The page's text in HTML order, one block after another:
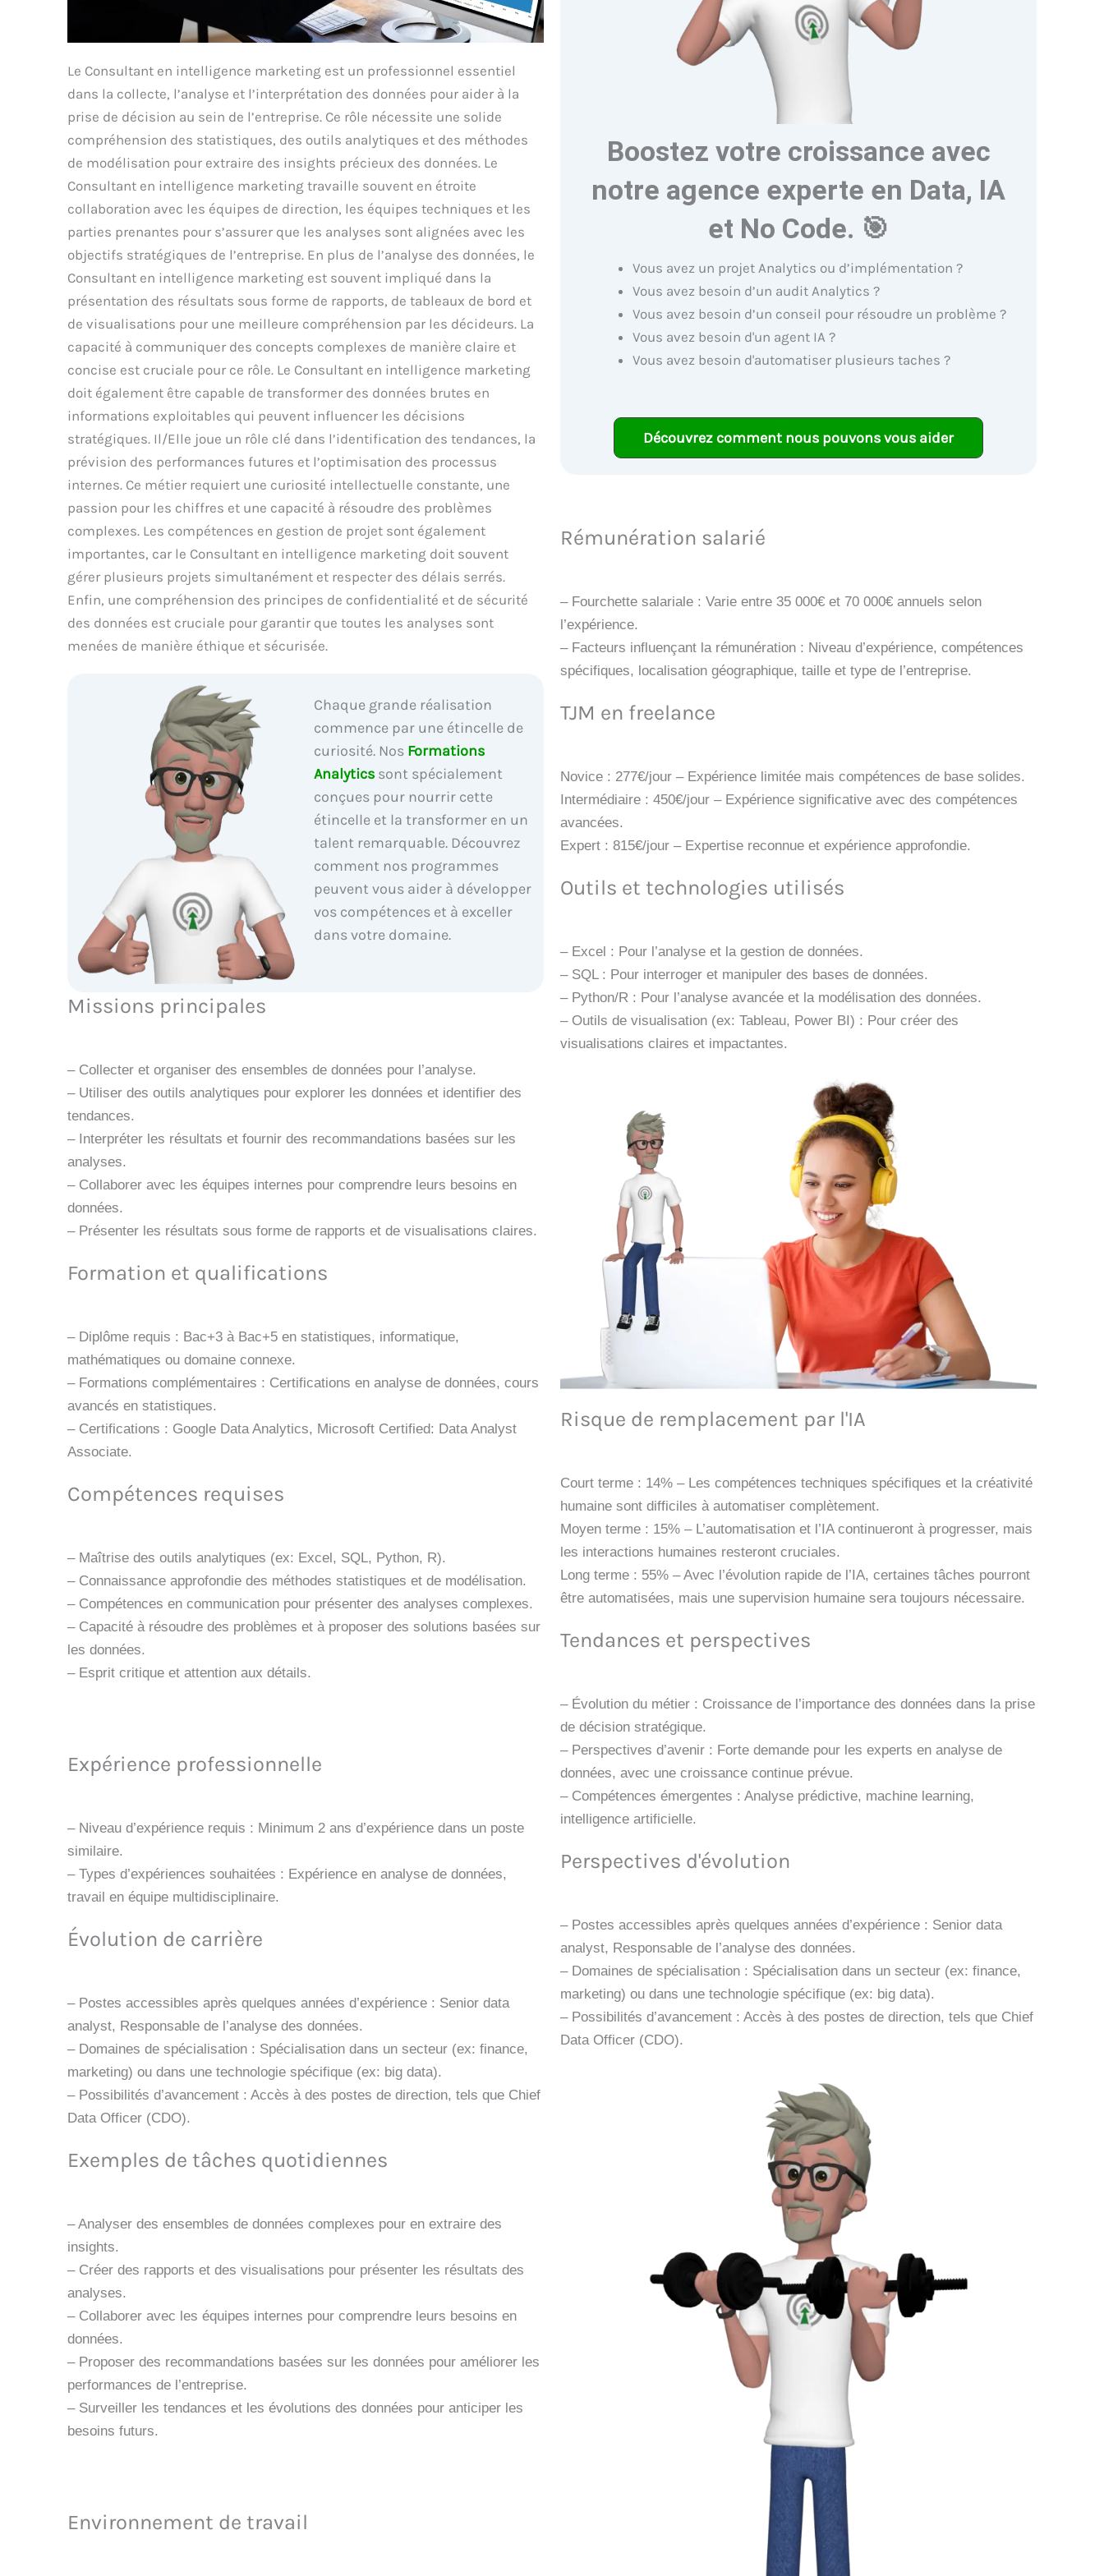
Le Consultant en intelligence marketing est un professionnel essentiel
dans la collecte, l’analyse et l’interprétation des données pour aider à la
prise de décision au sein de l’entreprise. Ce rôle nécessite une solide
compréhension des statistiques, des outils analytiques et des méthodes
de modélisation pour extraire des insights précieux des données. Le
Consultant en intelligence marketing travaille souvent en étroite
collaboration avec les équipes de direction, les équipes techniques et les
parties prenantes pour s’assurer que les analyses sont alignées avec les
objectifs stratégiques de l’entreprise. En plus de l’analyse des données, le
Consultant en intelligence marketing est souvent impliqué dans la
présentation des résultats sous forme de rapports, de tableaux de bord et
de visualisations pour une meilleure compréhension par les décideurs. La
capacité à communiquer des concepts complexes de manière claire et
concise est cruciale pour ce rôle. Le Consultant en intelligence marketing
doit également être capable de transformer des données brutes en
informations exploitables qui peuvent influencer les décisions
stratégiques. Il/Elle joue un rôle clé dans l’identification des tendances, la
prévision des performances futures et l’optimisation des processus
internes. Ce métier requiert une curiosité intellectuelle constante, une
passion pour les chiffres et une capacité à résoudre des problèmes
complexes. Les compétences en gestion de projet sont également
importantes, car le Consultant en intelligence marketing doit souvent
gérer plusieurs projets simultanément et respecter des délais serrés.
Enfin, une compréhension des principes de confidentialité et de sécurité
des données est cruciale pour garantir que toutes les analyses sont
menées de manière éthique et sécurisée.
Chaque grande réalisation
commence par une étincelle de
curiosité. Nos Formations
Analytics sont spécialement
conçues pour nourrir cette
étincelle et la transformer en un
talent remarquable. Découvrez
comment nos programmes
peuvent vous aider à développer
vos compétences et à exceller
dans votre domaine.
Missions principales
– Collecter et organiser des ensembles de données pour l’analyse.
– Utiliser des outils analytiques pour explorer les données et identifier des
tendances.
– Interpréter les résultats et fournir des recommandations basées sur les
analyses.
– Collaborer avec les équipes internes pour comprendre leurs besoins en
données.
– Présenter les résultats sous forme de rapports et de visualisations claires.
Formation et qualifications
– Diplôme requis : Bac+3 à Bac+5 en statistiques, informatique,
mathématiques ou domaine connexe.
– Formations complémentaires : Certifications en analyse de données, cours
avancés en statistiques.
– Certifications : Google Data Analytics, Microsoft Certified: Data Analyst
Associate.
Compétences requises
– Maîtrise des outils analytiques (ex: Excel, SQL, Python, R).
– Connaissance approfondie des méthodes statistiques et de modélisation.
– Compétences en communication pour présenter des analyses complexes.
– Capacité à résoudre des problèmes et à proposer des solutions basées sur
les données.
– Esprit critique et attention aux détails.
Expérience professionnelle
– Niveau d’expérience requis : Minimum 2 ans d’expérience dans un poste
similaire.
– Types d’expériences souhaitées : Expérience en analyse de données,
travail en équipe multidisciplinaire.
Évolution de carrière
– Postes accessibles après quelques années d’expérience : Senior data
analyst, Responsable de l’analyse des données.
– Domaines de spécialisation : Spécialisation dans un secteur (ex: finance,
marketing) ou dans une technologie spécifique (ex: big data).
– Possibilités d’avancement : Accès à des postes de direction, tels que Chief
Data Officer (CDO).
Exemples de tâches quotidiennes
– Analyser des ensembles de données complexes pour en extraire des
insights.
– Créer des rapports et des visualisations pour présenter les résultats des
analyses.
– Collaborer avec les équipes internes pour comprendre leurs besoins en
données.
– Proposer des recommandations basées sur les données pour améliorer les
performances de l’entreprise.
– Surveiller les tendances et les évolutions des données pour anticiper les
besoins futurs.
Environnement de travail
Boostez votre croissance avec
notre agence experte en Data, IA
et No Code. 🎯
Vous avez un projet Analytics ou d’implémentation ?
Vous avez besoin d’un audit Analytics ?
Vous avez besoin d’un conseil pour résoudre un problème ?
Vous avez besoin d'un agent IA ?
Vous avez besoin d'automatiser plusieurs taches ?
Découvrez comment nous pouvons vous aider
Rémunération salarié
– Fourchette salariale : Varie entre 35 000€ et 70 000€ annuels selon
l’expérience.
– Facteurs influençant la rémunération : Niveau d’expérience, compétences
spécifiques, localisation géographique, taille et type de l’entreprise.
TJM en freelance
Novice : 277€/jour – Expérience limitée mais compétences de base solides.
Intermédiaire : 450€/jour – Expérience significative avec des compétences
avancées.
Expert : 815€/jour – Expertise reconnue et expérience approfondie.
Outils et technologies utilisés
– Excel : Pour l’analyse et la gestion de données.
– SQL : Pour interroger et manipuler des bases de données.
– Python/R : Pour l’analyse avancée et la modélisation des données.
– Outils de visualisation (ex: Tableau, Power BI) : Pour créer des
visualisations claires et impactantes.
Risque de remplacement par l'IA
Court terme : 14% – Les compétences techniques spécifiques et la créativité
humaine sont difficiles à automatiser complètement.
Moyen terme : 15% – L’automatisation et l’IA continueront à progresser, mais
les interactions humaines resteront cruciales.
Long terme : 55% – Avec l’évolution rapide de l’IA, certaines tâches pourront
être automatisées, mais une supervision humaine sera toujours nécessaire.
Tendances et perspectives
– Évolution du métier : Croissance de l’importance des données dans la prise
de décision stratégique.
– Perspectives d’avenir : Forte demande pour les experts en analyse de
données, avec une croissance continue prévue.
– Compétences émergentes : Analyse prédictive, machine learning,
intelligence artificielle.
Perspectives d'évolution
– Postes accessibles après quelques années d’expérience : Senior data
analyst, Responsable de l’analyse des données.
– Domaines de spécialisation : Spécialisation dans un secteur (ex: finance,
marketing) ou dans une technologie spécifique (ex: big data).
– Possibilités d’avancement : Accès à des postes de direction, tels que Chief
Data Officer (CDO).